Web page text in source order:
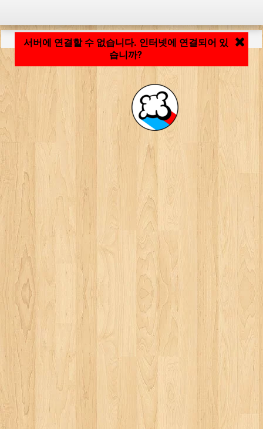
서버에 연결할 수 없습니다. 인터넷에 연결되어 있
습니까?
응용 프로그램 로딩 중... ...